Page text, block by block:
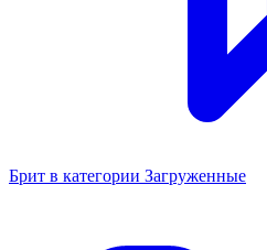
Брит в категории Загруженные